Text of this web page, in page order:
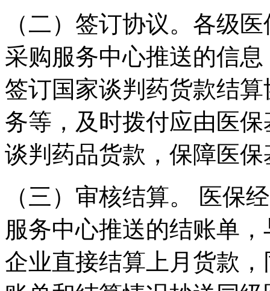
（二）签订协议。各级
采购服务中心推送的信
签订国家谈判药货款结
务等，及时拨付应由医
谈判药品货款，保障医
（三）审核结算。 医保
服务中心推送的结账单
企业直接结算上月货款